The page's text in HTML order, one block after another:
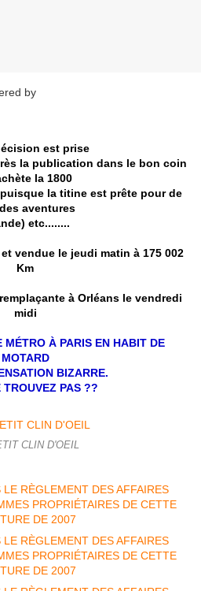
by
est prise
la publication dans le bon coin
la 1800
la titine est prête pour de
aventures
etc........
vendue le jeudi matin à 175 002
Km
à Orléans le vendredi
midi
MÉTRO À PARIS EN HABIT DE
MOTARD
BIZARRE.
TROUVEZ PAS ??
CLIN D'OEIL